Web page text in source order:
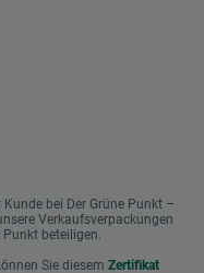
bei Der Grüne Punkt –
Verkaufsverpackungen
beteiligen.
Sie diesem Zertifikat